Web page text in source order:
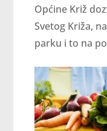
Općine Križ
Svetog Križa,
parku i to na